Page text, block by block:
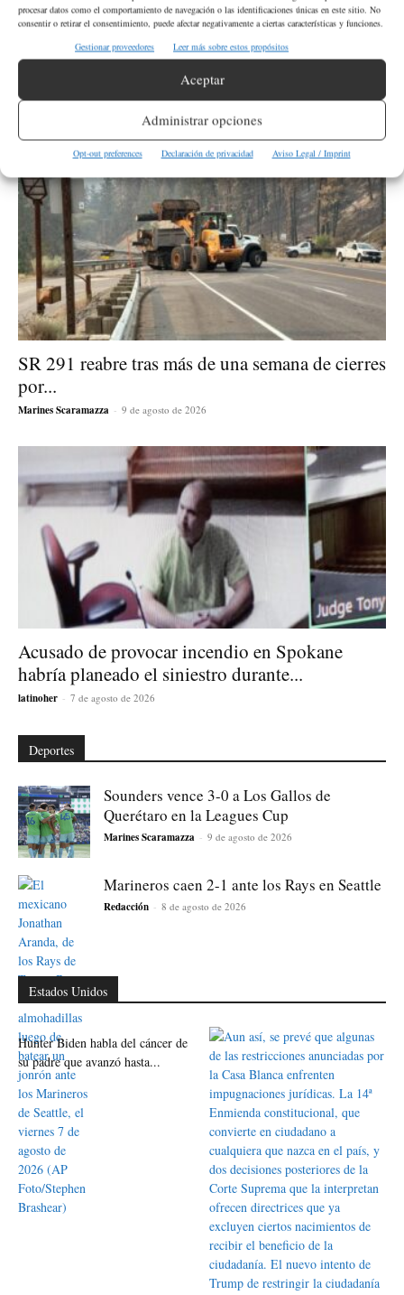
procesar datos como el comportamiento de navegación o las identificaciones únicas en este sitio. No
consentir o retirar el consentimiento, puede afectar negativamente a ciertas características y funciones.
Gestionar proveedores
Leer más sobre estos propósitos
Aceptar
Administrar opciones
Opt-out preferences Declaración de privacidad Aviso Legal / Imprint
QUIERO DONAR
SR 291 reabre tras más de una semana de cierres
por...
Marines Scaramazza - 9 de agosto de 2026
Acusado de provocar incendio en Spokane
habría planeado el siniestro durante...
latinoher - 7 de agosto de 2026
Deportes
Sounders vence 3-0 a Los Gallos de
Querétaro en la Leagues Cup
Marines Scaramazza - 9 de agosto de 2026
Marineros caen 2-1 ante los Rays en Seattle
Redacción - 8 de agosto de 2026
Estados Unidos
Hunter Biden habla del cáncer de
su padre que avanzó hasta...